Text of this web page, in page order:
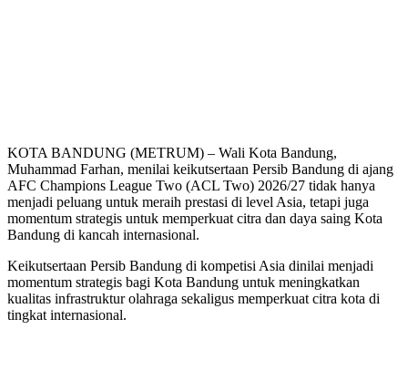
KOTA BANDUNG (METRUM) – Wali Kota Bandung,
Muhammad Farhan, menilai keikutsertaan Persib Bandung di ajang
AFC Champions League Two (ACL Two) 2026/27 tidak hanya
menjadi peluang untuk meraih prestasi di level Asia, tetapi juga
momentum strategis untuk memperkuat citra dan daya saing Kota
Bandung di kancah internasional.
Keikutsertaan Persib Bandung di kompetisi Asia dinilai menjadi
momentum strategis bagi Kota Bandung untuk meningkatkan
kualitas infrastruktur olahraga sekaligus memperkuat citra kota di
tingkat internasional.